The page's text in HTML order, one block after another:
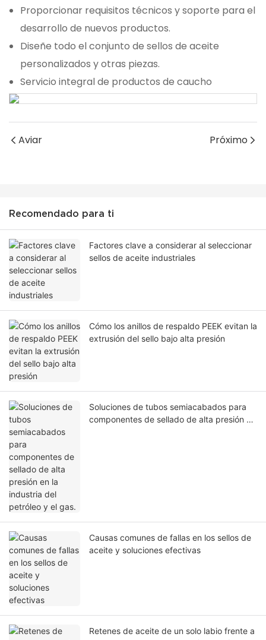
Proporcionar requisitos técnicos y soporte para el
desarrollo de nuevos productos.
Diseñe todo el conjunto de sellos de aceite
personalizados y otras piezas.
Servicio integral de productos de caucho
Aviar Próximo
Recomendado para ti
Factores clave a considerar al seleccionar
sellos de aceite industriales
Cómo los anillos de respaldo PEEK evitan la
extrusión del sello bajo alta presión
Soluciones de tubos semiacabados para
componentes de sellado de alta presión en
Causas comunes de fallas en los sellos de
aceite y soluciones efectivas
Retenes de aceite de un solo labio frente a